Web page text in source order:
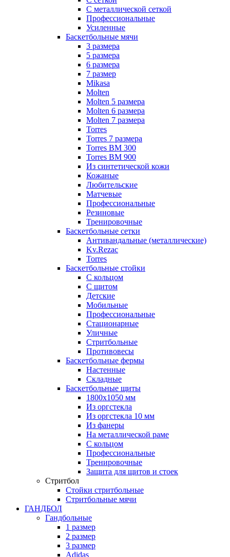
С металлической сеткой
Профессиональные
Усиленные
Баскетбольные мячи
3 размера
5 размера
6 размера
7 размер
Mikasa
Molten
Molten 5 размера
Molten 6 размера
Molten 7 размера
Torres
Torres 7 размера
Torres BM 300
Torres BM 900
Из синтетической кожи
Кожаные
Любительские
Матчевые
Профессиональные
Резиновые
Тренировочные
Баскетбольные сетки
Антивандальные (металлические)
Kv.Rezac
Torres
Баскетбольные стойки
С кольцом
С щитом
Детские
Мобильные
Профессиональные
Стационарные
Уличные
Стритбольные
Противовесы
Баскетбольные фермы
Настенные
Складные
Баскетбольные щиты
1800х1050 мм
Из оргстекла
Из оргстекла 10 мм
Из фанеры
На металлической раме
С кольцом
Профессиональные
Тренировочные
Защита для щитов и стоек
Стритбол
Стойки стритбольные
Стритбольные мячи
ГАНДБОЛ
Гандбольные
1 размер
2 размер
3 размер
Adidas